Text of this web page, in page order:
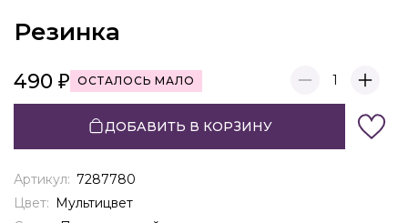
Резинка
490 ОСТАЛОСЬ МАЛО 1
ДОБАВИТЬ В КОРЗИНУ
Артикул: 7287780
Цвет: Мультицвет